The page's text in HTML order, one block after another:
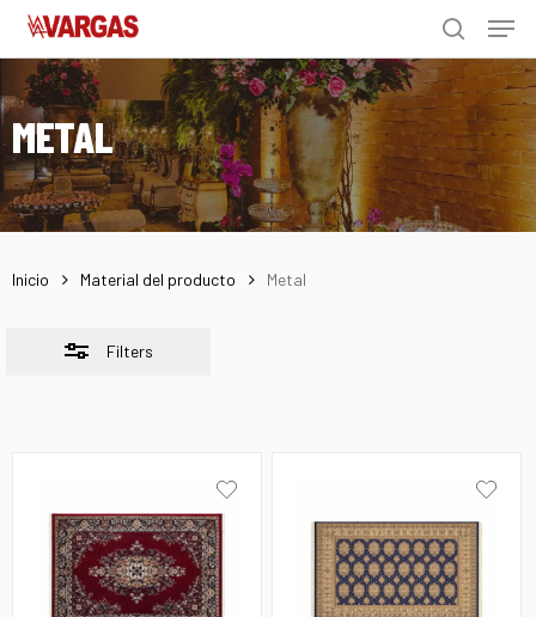
Skip
main
content
search
Menu
METAL
Inicio Material del producto Metal
Filters
Close
Filters